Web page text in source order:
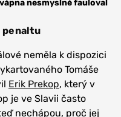
nesmyslně fauloval
penaltu
neměla k dispozici
Tomáše
Erik Prekop, který v
je ve Slavii často
nechápou, proč jej